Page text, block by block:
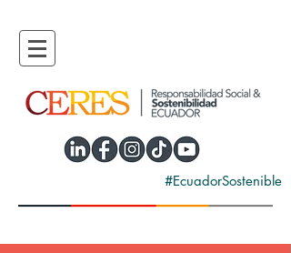
#EcuadorSostenible